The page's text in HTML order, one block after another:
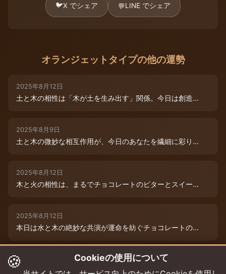
🐦X でシェア 💬LINE でシェア
オランジェットタイプの他の運勢
2025年8月12日
土と木の相性は「木が土を生み出す」関係。今日は創造...
2025年8月9日
土と木の微妙な相互作用が、今日のあなたを繊細に彩り...
2025年8月12日
木と火の相性は、まるでチョコレートのビターとスイー...
2025年8月12日
本日は水と木の絶妙な共演が運命を紡ぐチョコレートの...
2025年8月12日
本日は、燃えるような情熱と成長のエネルギーが交差す...
🍪 Cookieの使用について